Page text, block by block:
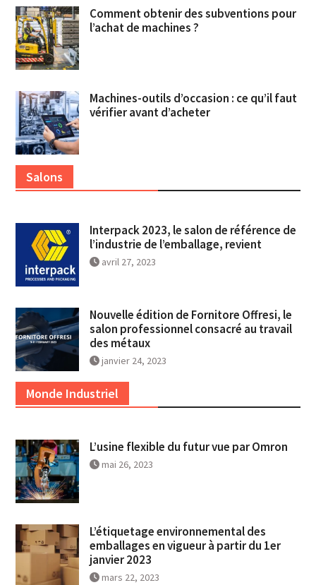
Comment obtenir des subventions pour
l’achat de machines ?
Machines-outils d’occasion : ce qu’il faut
vérifier avant d’acheter
Salons
Interpack 2023, le salon de référence de
l’industrie de l’emballage, revient
avril 27, 2023
Nouvelle édition de Fornitore Offresi, le
salon professionnel consacré au travail
des métaux
janvier 24, 2023
Monde Industriel
L’usine flexible du futur vue par Omron
mai 26, 2023
L’étiquetage environnemental des
emballages en vigueur à partir du 1er
janvier 2023
mars 22, 2023